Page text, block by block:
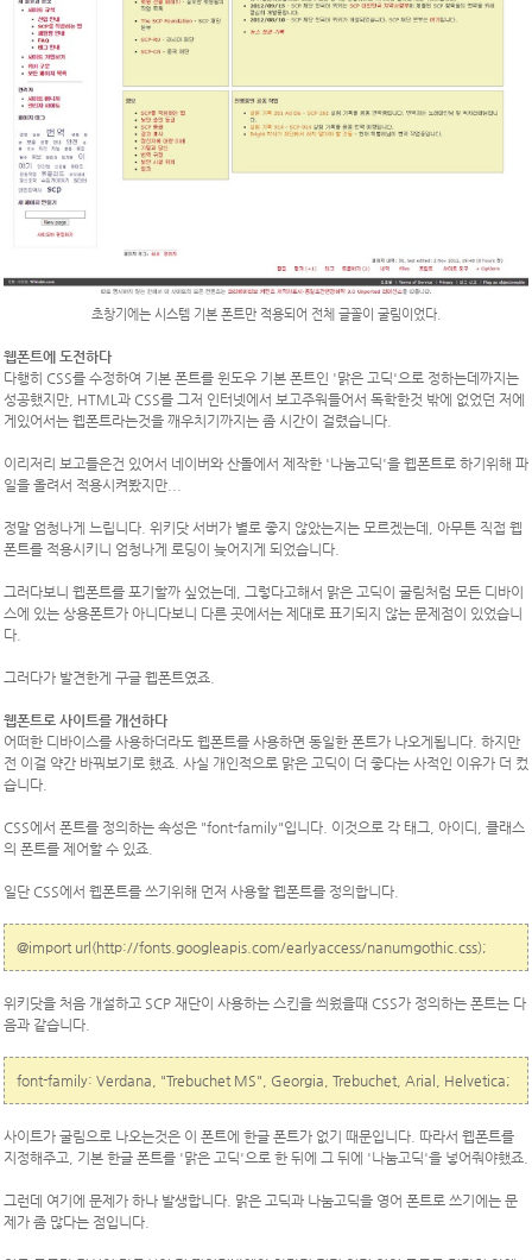
초창기에는 시스템 기본 폰트만 적용되어 전체 글꼴이 굴림이었다.
웹폰트에 도전하다
다행히 CSS를 수정하여 기본 폰트를 윈도우 기본 폰트인 '맑은 고딕'으로 정하는데까지는
성공했지만, HTML과 CSS를 그저 인터넷에서 보고주워들어서 독학한것 밖에 없었던 저에
게있어서는 웹폰트라는것을 깨우치기까지는 좀 시간이 걸렸습니다.
이리저리 보고들은건 있어서 네이버와 산돌에서 제작한 '나눔고딕'을 웹폰트로 하기위해 파
일을 올려서 적용시켜봤지만...
정말 엄청나게 느립니다. 위키닷 서버가 별로 좋지 않았는지는 모르겠는데, 아무튼 직접 웹
폰트를 적용시키니 엄청나게 로딩이 늦어지게 되었습니다.
그러다보니 웹폰트를 포기할까 싶었는데, 그렇다고해서 맑은 고딕이 굴림처럼 모든 디바이
스에 있는 상용폰트가 아니다보니 다른 곳에서는 제대로 표기되지 않는 문제점이 있었습니
다.
그러다가 발견한게 구글 웹폰트였죠.
웹폰트로 사이트를 개선하다
어떠한 디바이스를 사용하더라도 웹폰트를 사용하면 동일한 폰트가 나오게됩니다. 하지만
전 이걸 약간 바꿔보기로 했죠. 사실 개인적으로 맑은 고딕이 더 좋다는 사적인 이유가 더 컸
습니다.
CSS에서 폰트를 정의하는 속성은 "font-family"입니다. 이것으로 각 태그, 아이디, 클래스
의 폰트를 제어할 수 있죠.
일단 CSS에서 웹폰트를 쓰기위해 먼저 사용할 웹폰트를 정의합니다.
@import url(http://fonts.googleapis.com/earlyaccess/nanumgothic.css);
위키닷을 처음 개설하고 SCP 재단이 사용하는 스킨을 씌웠을때 CSS가 정의하는 폰트는 다
음과 같습니다.
font-family: Verdana, "Trebuchet MS", Georgia, Trebuchet, Arial, Helvetica;
사이트가 굴림으로 나오는것은 이 폰트에 한글 폰트가 없기 때문입니다. 따라서 웹폰트를
지정해주고, 기본 한글 폰트를 '맑은 고딕'으로 한 뒤에 그 뒤에 '나눔고딕'을 넣어줘야했죠.
그런데 여기에 문제가 하나 발생합니다. 맑은 고딕과 나눔고딕을 영어 폰트로 쓰기에는 문
제가 좀 많다는 점입니다.